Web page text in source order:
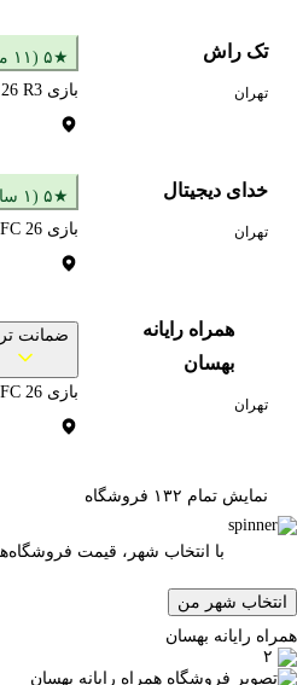
تک راش
تهران
★۵ (۱۱ ماه در ترب)
بازی FC 26 R3 برای PS5
خدای دیجیتال
تهران
★۵ (۱ سال در ترب)
بازی EA Sports FC 26 برای PS5
همراه رایانه
بهسان
تهران
ضمانت
بازی FC 26 برای PS5
نمایش تمام ۱۳۲ فروشگاه
با انتخاب شهر، قیمت
انتخاب شهر من
همراه رایانه بهسان
۲